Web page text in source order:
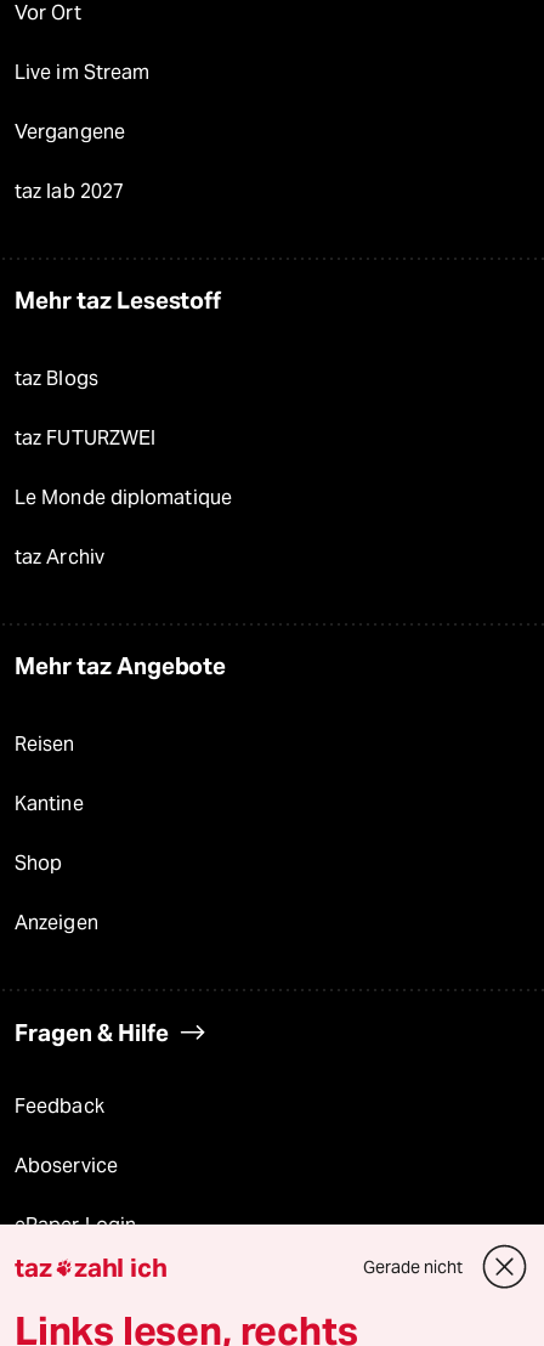
Vor Ort
Live im Stream
Vergangene
taz lab 2027
Mehr taz Lesestoff
taz Blogs
taz FUTURZWEI
Le Monde diplomatique
taz Archiv
Mehr taz Angebote
Reisen
Kantine
Shop
Anzeigen
Fragen & Hilfe
Feedback
Aboservice
ePaper Login
Downloads für Abonnierende
taz zahl ich Gerade nicht
Links lesen, rechts